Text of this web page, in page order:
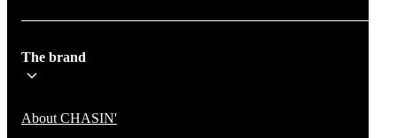
The brand
About CHASIN'